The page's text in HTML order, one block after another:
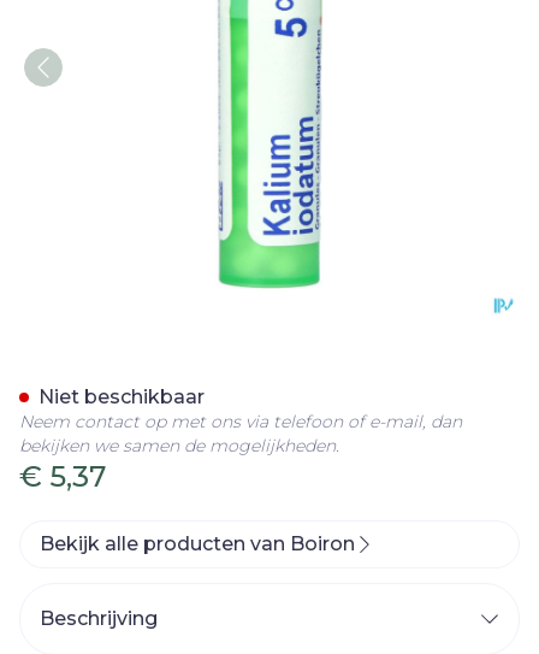
€ 5,37
Niet beschikbaar
Neem contact op met ons via telefoon of e-mail, dan
bekijken we samen de mogelijkheden.
Bekijk alle producten van Boiron
Beschrijving